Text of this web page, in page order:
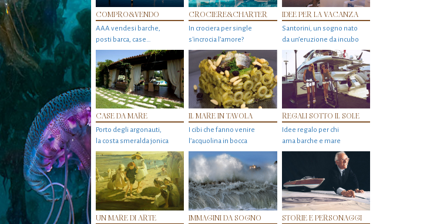
COMPRO&VENDO
AAA vendesi barche,
posti barca, case…
CROCIERE&CHARTER
In crociera per single
s'incrocia l’amore?
IDEE PER LA VACANZA
Santorini, un sogno nato
da un’eruzione da incubo
CASE DA MARE
Porto degli argonauti,
la costa smeralda jonica
IL MARE IN TAVOLA
I cibi che fanno venire
l’acquolina in bocca
REGALI SOTTO IL SOLE
Idee regalo per chi
ama barche e mare
UN MARE DI ARTE IMMAGINI DA SOGNO STORIE E PERSONAGGI